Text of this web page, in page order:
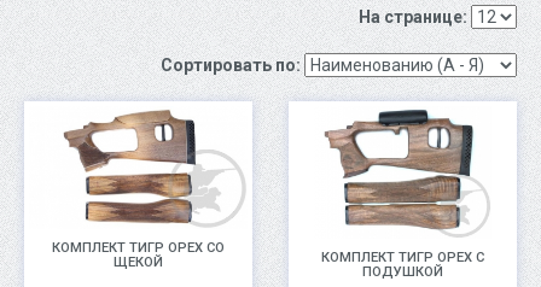
На странице:
Сортировать по:
КОМПЛЕКТ ТИГР ОРЕХ СО
ЩЕКОЙ
КОМПЛЕКТ ТИГР ОРЕХ С
ПОДУШКОЙ